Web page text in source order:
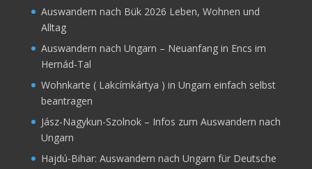
Auswandern nach Bük 2026 Leben, Wohnen und
Alltag
Auswandern nach Ungarn – Neuanfang in Encs im
Hernád-Tal
Wohnkarte ( Lakcímkártya ) in Ungarn einfach selbst
beantragen
Jász-Nagykun-Szolnok – Infos zum Auswandern nach
Ungarn
Hajdú-Bihar: Auswandern nach Ungarn für Deutsche